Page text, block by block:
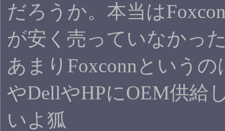
だろうか。本当は
が安く売っていなかっ
あまりFoxconnという
やDellやHPにOEM供給
いよ狐